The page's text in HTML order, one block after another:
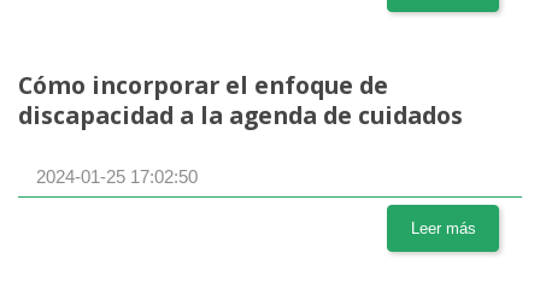
Cómo incorporar el enfoque de
discapacidad a la agenda de cuidados
2024-01-25 17:02:50
Leer más